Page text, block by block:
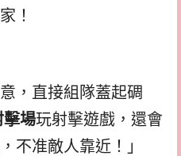
！
，直接組隊蓋起碉
擊場玩射擊遊戲，還會
不准敵人靠近！」